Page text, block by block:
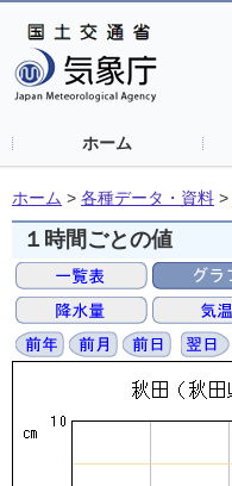
ホーム
ホーム > 各種データ・資料 >
１時間ごとの値